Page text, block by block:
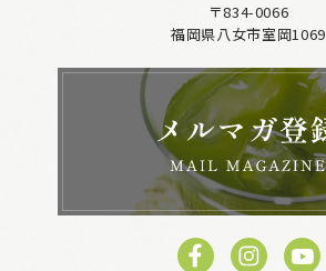
〒834-0066
福岡県八女市室岡1069